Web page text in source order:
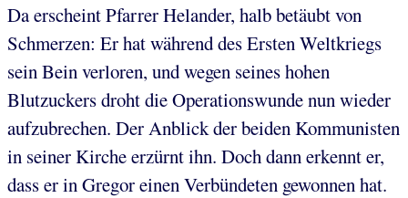
Da erscheint Pfarrer Helander, halb betäubt von
Schmerzen: Er hat während des Ersten Weltkriegs
sein Bein verloren, und wegen seines hohen
Blutzuckers droht die Operationswunde nun wieder
aufzubrechen. Der Anblick der beiden Kommunisten
in seiner Kirche erzürnt ihn. Doch dann erkennt er,
dass er in Gregor einen Verbündeten gewonnen hat.